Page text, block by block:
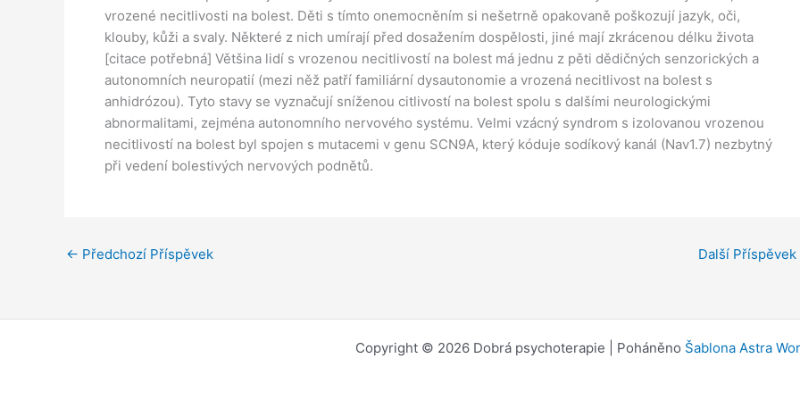
vrozené necitlivosti na bolest. Děti s tímto onemocněním si nešetrně opakovaně poškozují jazyk, oči,
klouby, kůži a svaly. Některé z nich umírají před dosažením dospělosti, jiné mají zkrácenou délku života
[citace potřebná] Většina lidí s vrozenou necitlivostí na bolest má jednu z pěti dědičných senzorických a
autonomních neuropatií (mezi něž patří familiární dysautonomie a vrozená necitlivost na bolest s
anhidrózou). Tyto stavy se vyznačují sníženou citlivostí na bolest spolu s dalšími neurologickými
abnormalitami, zejména autonomního nervového systému. Velmi vzácný syndrom s izolovanou vrozenou
necitlivostí na bolest byl spojen s mutacemi v genu SCN9A, který kóduje sodíkový kanál (Nav1.7) nezbytný
při vedení bolestivých nervových podnětů.
← Předchozí Příspěvek Další Příspěvek
Copyright © 2026 Dobrá psychoterapie | Poháněno Šablona Astra